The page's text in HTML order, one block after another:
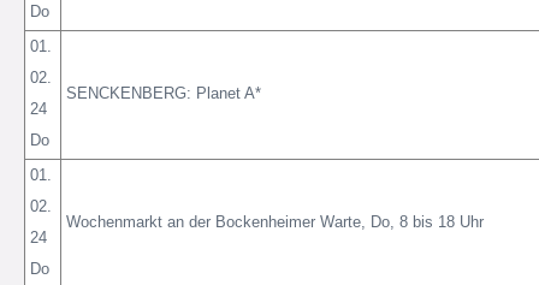
Do
01.
02.
24
Do
SENCKENBERG: Planet A*
01.
02.
24
Do
Wochenmarkt an der Bockenheimer Warte, Do, 8 bis 18 Uhr